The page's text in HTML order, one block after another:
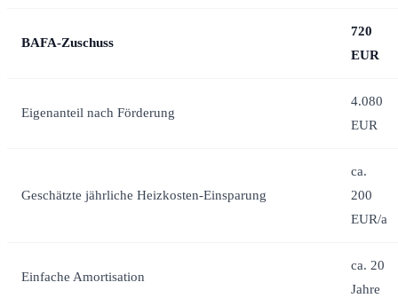
BAFA-Zuschuss
720
EUR
Eigenanteil nach Förderung
4.080
EUR
Geschätzte jährliche Heizkosten-Einsparung
ca.
200
EUR/a
Einfache Amortisation
ca. 20
Jahre